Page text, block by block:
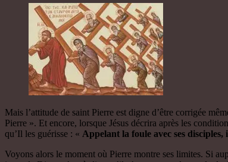
Mais l’attitude de saint Pierre est digne d’être corrigée
Pierre ». Et encore, lorsque Jésus décrira après les
qu’Il les guérisse : « Appelant la foule avec ses
Voyons alors le moment où Pierre montre ses limites. Si